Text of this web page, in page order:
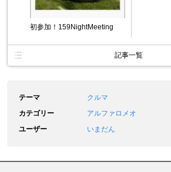
初参加！159NightMeeting
記事一覧
テーマ
クルマ
カテゴリー
アルファロメオ
ユーザー
いまだん